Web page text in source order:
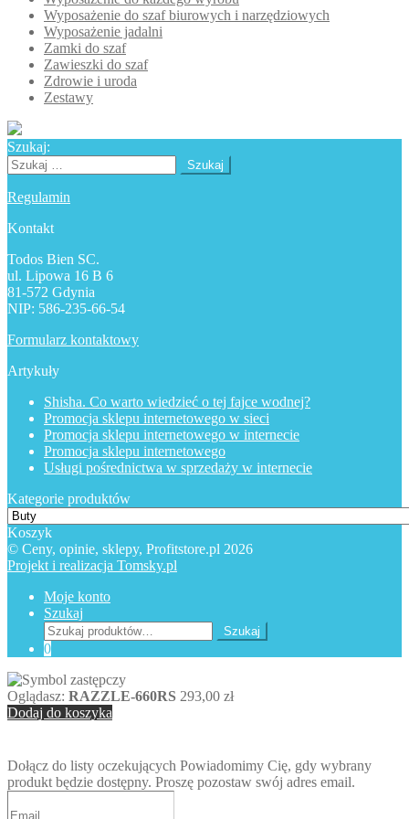
Wyposażenie do szaf biurowych i narzędziowych
Wyposażenie jadalni
Zamki do szaf
Zawieszki do szaf
Zdrowie i uroda
Zestawy
Szukaj:
Szukaj:
Regulamin
Kontakt
Todos Bien SC.
ul. Lipowa 16 B 6
81-572 Gdynia
NIP: 586-235-66-54
Formularz kontaktowy
Artykuły
Shisha. Co warto wiedzieć o tej fajce wodnej?
Promocja sklepu internetowego w sieci
Promocja sklepu internetowego w internecie
Promocja sklepu internetowego
Usługi pośrednictwa w sprzedaży w internecie
Kategorie produktów
Koszyk
© Ceny, opinie, sklepy, Profitstore.pl 2026
Projekt i realizacja Tomsky.pl
Moje konto
Szukaj
Szukaj:
Szukaj
0
Oglądasz: RAZZLE-660RS 293,00 zł
Dodaj do koszyka
Dołącz do listy oczekujących Powiadomimy Cię, gdy wybrany
produkt będzie dostępny. Proszę pozostaw swój adres email.